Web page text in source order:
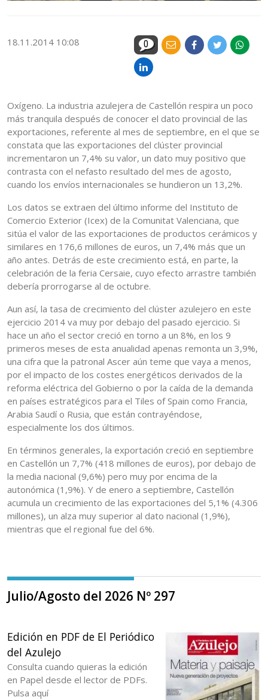
18.11.2014 10:08 0
Oxígeno. La industria azulejera de Castellón respira un poco
más tranquila después de conocer el dato provincial de las
exportaciones, referente al mes de septiembre, en el que se
constata que las exportaciones del clúster provincial
incrementaron un 7,4% su valor, un dato muy positivo que
contrasta con el nefasto resultado del mes de agosto,
cuando los envíos internacionales se hundieron un 13,2%.
Los datos se extraen del último informe del Instituto de
Comercio Exterior (Icex) de la Comunitat Valenciana, que
sitúa el valor de las exportaciones de productos cerámicos y
similares en 176,6 millones de euros, un 7,4% más que un
año antes. Detrás de este crecimiento está, en parte, la
celebración de la feria Cersaie, cuyo efecto arrastre también
debería prorrogarse al de octubre.
Aun así, la tasa de crecimiento del clúster azulejero en este
ejercicio 2014 va muy por debajo del pasado ejercicio. Si
hace un año el sector creció en torno a un 8%, en los 9
primeros meses de esta anualidad apenas remonta un 3,9%,
una cifra que la patronal Ascer aún teme que vaya a menos,
por el impacto de los costes energéticos derivados de la
reforma eléctrica del Gobierno o por la caída de la demanda
en países estratégicos para el Tiles of Spain como Francia,
Arabia Saudí o Rusia, que están contrayéndose,
especialmente los dos últimos.
En términos generales, la exportación creció en septiembre
en Castellón un 7,7% (418 millones de euros), por debajo de
la media nacional (9,6%) pero muy por encima de la
autonómica (1,9%). Y de enero a septiembre, Castellón
acumula un crecimiento de las exportaciones del 5,1% (4.306
millones), un alza muy superior al dato nacional (1,9%),
mientras que el regional fue del 6%.
Julio/Agosto del 2026 Nº 297
Edición en PDF de El Periódico
del Azulejo
Consulta cuando quieras la edición
en Papel desde el lector de PDFs.
Pulsa aquí